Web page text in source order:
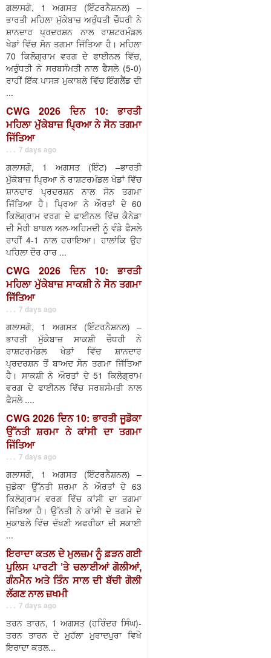
ਗਲਾਸਗੋ, 1 ਅਗਸਤ (ਇੰਟਰਨੈਸ਼ਨਲ) –
ਭਾਰਤੀ ਮਹਿਲਾ ਮੁੱਕੇਬਾਜ਼ ਅਰੁੰਧਤੀ ਚੌਧਰੀ ਨੇ
ਸ਼ਾਨਦਾਰ ਪ੍ਰਦਰਸ਼ਨ ਨਾਲ ਰਾਸ਼ਟਰਮੰਡਲ
ਖੇਡਾਂ ਵਿੱਚ ਸੋਨ ਤਗਮਾ ਜਿੱਤਿਆ ਹੈ। ਮਹਿਲਾ
70 ਕਿਲੋਗ੍ਰਾਮ ਵਰਗ ਦੇ ਫਾਈਨਲ ਵਿੱਚ,
ਅਰੁੰਧਤੀ ਨੇ ਸਰਬਸੰਮਤੀ ਨਾਲ ਫੈਸਲੇ (5-0)
ਰਾਹੀਂ ਇੱਕ ਪਾਸੜ ਮੁਕਾਬਲੇ ਵਿੱਚ ਇੰਗਲੈਂਡ ਦੀ
...
CWG 2026 ਦਿਨ 10: ਭਾਰਤੀ
ਮਹਿਲਾ ਮੁੱਕੇਬਾਜ਼ ਪ੍ਰਿਆ ਨੇ ਸੋਨ ਤਗਮਾ
ਜਿੱਤਿਆ
. . . 7 days ago
ਗਲਾਸਗੋ, 1 ਅਗਸਤ (ਇੰਟ) –ਭਾਰਤੀ
ਮੁੱਕੇਬਾਜ਼ ਪ੍ਰਿਆ ਨੇ ਰਾਸ਼ਟਰਮੰਡਲ ਖੇਡਾਂ ਵਿੱਚ
ਸ਼ਾਨਦਾਰ ਪ੍ਰਦਰਸ਼ਨ ਨਾਲ ਸੋਨ ਤਗਮਾ
ਜਿੱਤਿਆ ਹੈ। ਪ੍ਰਿਆ ਨੇ ਔਰਤਾਂ ਦੇ 60
ਕਿਲੋਗ੍ਰਾਮ ਵਰਗ ਦੇ ਫਾਈਨਲ ਵਿੱਚ ਕੈਨੇਡਾ
ਦੀ ਮੈਰੀ ਬਾਥਲ ਅਲ-ਅਹਿਮਦੀ ਨੂੰ ਵੰਡੇ ਫੈਸਲੇ
ਰਾਹੀਂ 4-1 ਨਾਲ ਹਰਾਇਆ। ਹਾਲਾਂਕਿ ਉਹ
ਪਹਿਲਾ ਦੌਰ ਹਾਰ ...
CWG 2026 ਦਿਨ 10: ਭਾਰਤੀ
ਮਹਿਲਾ ਮੁੱਕੇਬਾਜ਼ ਸਾਕਸ਼ੀ ਨੇ ਸੋਨ ਤਗਮਾ
ਜਿੱਤਿਆ
. . . 7 days ago
ਗਲਾਸਗੋ, 1 ਅਗਸਤ (ਇੰਟਰਨੈਸ਼ਨਲ) –
ਭਾਰਤੀ ਮੁੱਕੇਬਾਜ਼ ਸਾਕਸ਼ੀ ਚੌਧਰੀ ਨੇ
ਰਾਸ਼ਟਰਮੰਡਲ ਖੇਡਾਂ ਵਿੱਚ ਸ਼ਾਨਦਾਰ
ਪ੍ਰਦਰਸ਼ਨ ਤੋਂ ਬਾਅਦ ਸੋਨ ਤਗਮਾ ਜਿੱਤਿਆ
ਹੈ। ਸਾਕਸ਼ੀ ਨੇ ਔਰਤਾਂ ਦੇ 51 ਕਿਲੋਗ੍ਰਾਮ
ਵਰਗ ਦੇ ਫਾਈਨਲ ਵਿੱਚ ਸਰਬਸੰਮਤੀ ਨਾਲ
ਫੈਸਲੇ ....
CWG 2026 ਦਿਨ 10: ਭਾਰਤੀ ਜੂਡੋਕਾ
ਉੱਨਤੀ ਸ਼ਰਮਾ ਨੇ ਕਾਂਸੀ ਦਾ ਤਗਮਾ
ਜਿੱਤਿਆ
. . . 7 days ago
ਗਲਾਸਗੋ, 1 ਅਗਸਤ (ਇੰਟਰਨੈਸ਼ਨਲ) –
ਜੁਡੋਕਾ ਉੱਨਤੀ ਸ਼ਰਮਾ ਨੇ ਔਰਤਾਂ ਦੇ 63
ਕਿਲੋਗ੍ਰਾਮ ਵਰਗ ਵਿੱਚ ਕਾਂਸੀ ਦਾ ਤਗਮਾ
ਜਿੱਤਿਆ ਹੈ। ਉੱਨਤੀ ਨੇ ਕਾਂਸੀ ਦੇ ਤਗਮੇ ਦੇ
ਮੁਕਾਬਲੇ ਵਿੱਚ ਦੱਖਣੀ ਅਫਰੀਕਾ ਦੀ ਸਕਾਈ
...
ਇਰਾਦਾ ਕਤਲ ਦੇ ਮੁਲਜ਼ਮ ਨੂੰ ਫ਼ੜਨ ਗਈ
ਪੁਲਿਸ ਪਾਰਟੀ ’ਤੇ ਚਲਾਈਆਂ ਗੋਲੀਆਂ,
ਗੰਨਮੈਨ ਅਤੇ ਤਿੰਨ ਸਾਲ ਦੀ ਬੱਚੀ ਗੋਲੀ
ਲੱਗਣ ਨਾਲ ਜ਼ਖਮੀ
. . . 7 days ago
ਤਰਨ ਤਾਰਨ, 1 ਅਗਸਤ (ਹਰਿੰਦਰ ਸਿੰਘ)-
ਤਰਨ ਤਾਰਨ ਦੇ ਮੁਹੱਲਾ ਮੁਰਾਦਪੁਰਾ ਵਿਖੇ
ਇਰਾਦਾ ਕਤਲ...